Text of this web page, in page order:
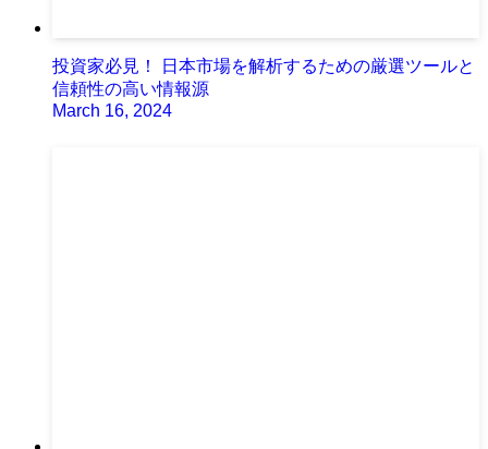
投資家必見！ 日本市場を解析するための厳選ツールと
信頼性の高い情報源
March 16, 2024